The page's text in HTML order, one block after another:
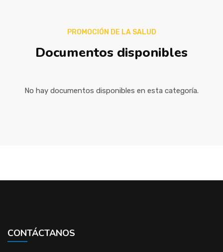
PROMOCIÓN DE LA SALUD
Documentos disponibles
No hay documentos disponibles en esta categoría.
CONTÁCTANOS